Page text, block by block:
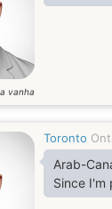
vanha
Toronto
Arab-
Since I'm